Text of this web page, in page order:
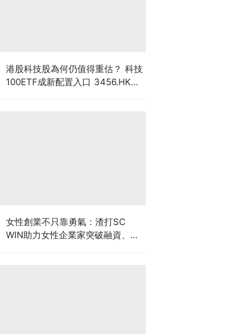
港股科技股為何仍值得重估？ 科技
100ETF成新配置入口 3456.HK一
女性創業不只靠勇氣：渣打SC
WIN助力女性企業家突破融資、網